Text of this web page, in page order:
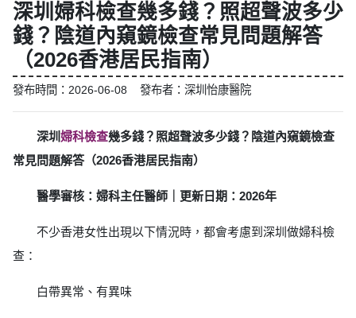
深圳婦科檢查幾多錢？照超聲波多少
錢？陰道內窺鏡檢查常見問題解答
（2026香港居民指南）
發布時間：2026-06-08 發布者：深圳怡康醫院
深圳 婦科檢查幾多錢？照超聲波多少錢？陰道內窺鏡檢查
常見問題解答（2026香港居民指南）
醫學審核：婦科主任醫師｜更新日期：2026年
不少香港女性出現以下情況時，都會考慮到深圳做婦科檢
查：
白帶異常、有異味